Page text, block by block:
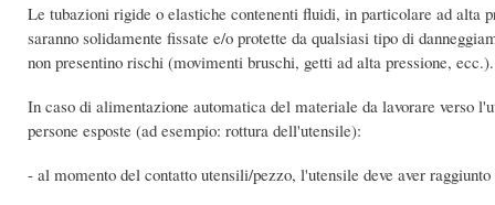
Le tubazioni rigide o elastiche contenenti fluidi, in particolare ad alta
saranno solidamente fissate e/o protette da qualsiasi tipo di
non presentino rischi (movimenti bruschi, getti ad alta pressione, ecc.).
In caso di alimentazione automatica del materiale da lavorare verso
persone esposte (ad esempio: rottura dell'utensile):
- al momento del contatto utensili/pezzo, l'utensile deve aver